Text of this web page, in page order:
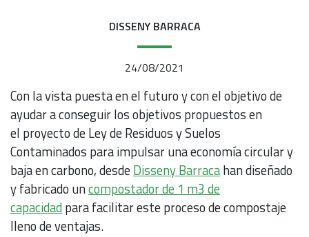
DISSENY BARRACA
24/08/2021
Con la vista puesta en el futuro y con el objetivo de
ayudar a conseguir los objetivos propuestos en
el proyecto de Ley de Residuos y Suelos
Contaminados para impulsar una economía circular y
baja en carbono, desdeDisseny Barracahan diseñado
y fabricado uncompostador de 1 m3 de
capacidad para facilitar este proceso de compostaje
lleno de ventajas.